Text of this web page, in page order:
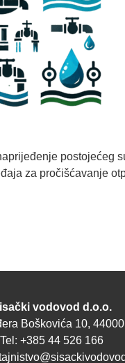
postojećeg
za pročišćavanje
vodovod d.o.o.
Boškovića 10,
Tel: +385 44 526 166